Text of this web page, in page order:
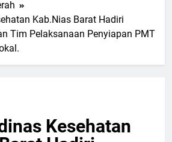
Terbaru “Ada Kamu”
Sabtu, 8 Agu 2026
Terinspirasi Kisah Nyata,
Romeo AL-ILHAM Rilis “Kau
PAC GRIB Jaya Rimbo
di Pekanbaru
Sabtu, 8 Agu 2026
Kab.Nias Barat Hadiri
Tim Pelaksanaan Penyiapan PMT
Kesehatan